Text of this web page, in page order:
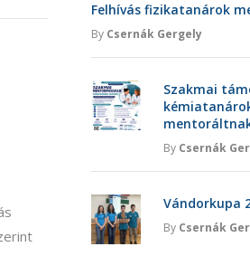
Felhívás fizikatanárok
By Csernák Gergely
Szakmai
By Csernák
Vándorkupa
By Csernák